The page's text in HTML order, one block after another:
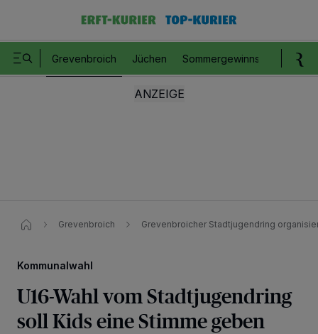
Grevenbroich Jüchen Sommergewinnspiel
Grevenbroich Grevenbroicher Stadtjugendring
Kommunalwahl
U16-Wahl vom Stadtjugendring
soll Kids eine Stimme geben